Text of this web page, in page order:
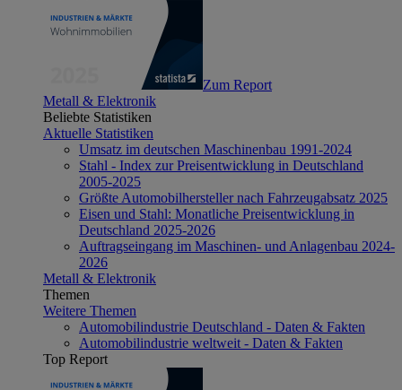
Zum Report
Metall & Elektronik
Beliebte Statistiken
Aktuelle Statistiken
Umsatz im deutschen Maschinenbau 1991-2024
Stahl - Index zur Preisentwicklung in Deutschland
2005-2025
Größte Automobilhersteller nach Fahrzeugabsatz 2025
Eisen und Stahl: Monatliche Preisentwicklung in
Deutschland 2025-2026
Auftragseingang im Maschinen- und Anlagenbau 2024-
2026
Metall & Elektronik
Themen
Weitere Themen
Automobilindustrie Deutschland - Daten & Fakten
Automobilindustrie weltweit - Daten & Fakten
Top Report